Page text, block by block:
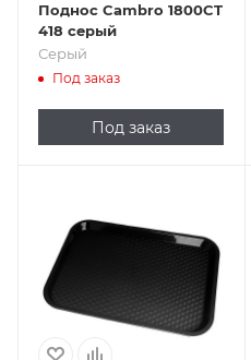
Поднос Cambro 1800CT
418 серый
Серый
Под заказ
Под заказ
Черный